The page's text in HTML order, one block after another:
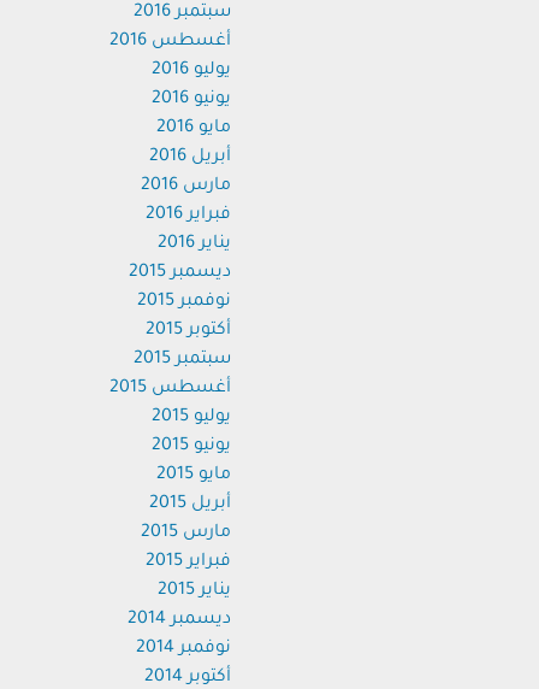
سبتمبر 2016
أغسطس 2016
يوليو 2016
يونيو 2016
مايو 2016
أبريل 2016
مارس 2016
فبراير 2016
يناير 2016
ديسمبر 2015
نوفمبر 2015
أكتوبر 2015
سبتمبر 2015
أغسطس 2015
يوليو 2015
يونيو 2015
مايو 2015
أبريل 2015
مارس 2015
فبراير 2015
يناير 2015
ديسمبر 2014
نوفمبر 2014
أكتوبر 2014